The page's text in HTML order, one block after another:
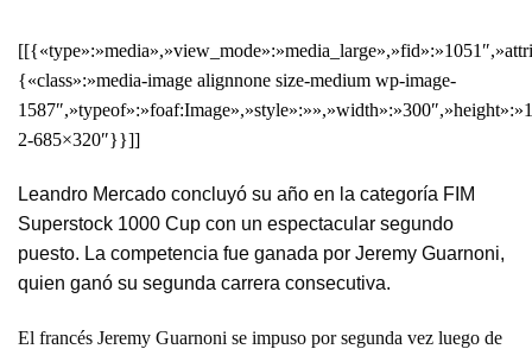
{«class»:»media-image alignnone size-medium wp-image-
2-685×320″}}]]
Leandro Mercado concluyó su año en la categoría FIM
Superstock 1000 Cup con un espectacular segundo
puesto. La competencia fue ganada por Jeremy Guarnoni,
quien ganó su segunda carrera consecutiva.
El francés Jeremy Guarnoni se impuso por segunda vez luego de